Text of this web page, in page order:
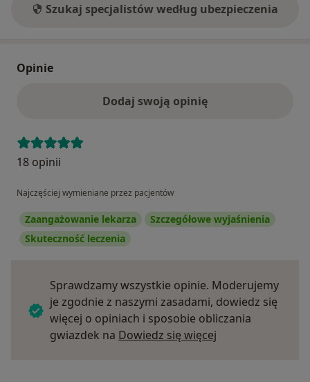
Szukaj specjalistów według ubezpieczenia
Opinie
Dodaj swoją opinię
18 opinii
Najczęściej wymieniane przez pacjentów
Zaangażowanie lekarza
Szczegółowe wyjaśnienia
Skuteczność leczenia
Sprawdzamy wszystkie opinie. Moderujemy
je zgodnie z naszymi zasadami, dowiedz się
więcej o opiniach i sposobie obliczania
gwiazdek na Dowiedz się więcej